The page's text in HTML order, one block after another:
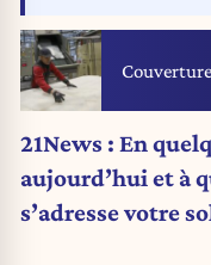
21News : En
aujourd’hui et à
s’adresse votre